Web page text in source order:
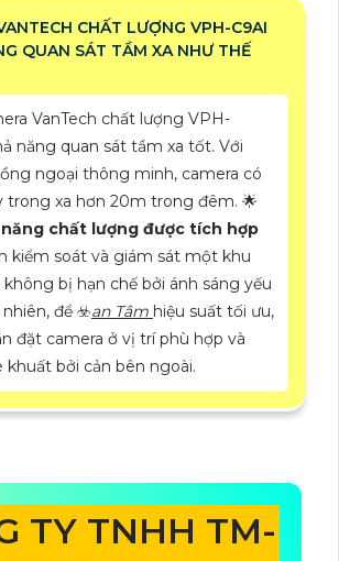
CHẤT LƯỢNG VPH-C9AI
QUAN SÁT TẦM XA NHƯ THẾ
VanTech chất lượng VPH-
năng quan sát tầm xa tốt. Với
ngoại thông minh, camera có
trong xa hơn 20m trong đêm. 🌟
chất lượng được tích hợp
kiểm soát và giám sát một khu
bị hạn chế bởi ánh sáng yếu
nhiên, để ☣️an Tâm hiệu suất tối ưu,
đặt camera ở vị trí phù hợp và
khuất bởi cản bên ngoài.
TY TNHH TM-